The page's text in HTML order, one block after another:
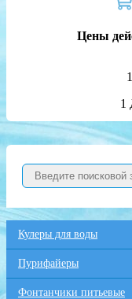
Цены
1
Кулеры для воды
Пурифайеры
Фонтанчики питьевые